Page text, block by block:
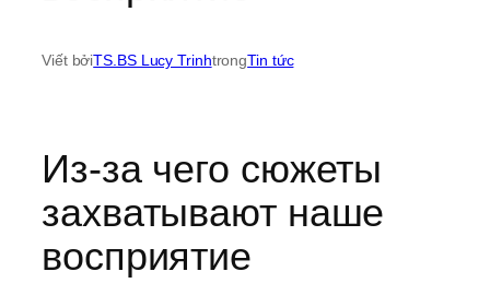
Viết bởiTS.BS Lucy TrinhtrongTin tức
Из-за чего сюжеты
захватывают наше
восприятие